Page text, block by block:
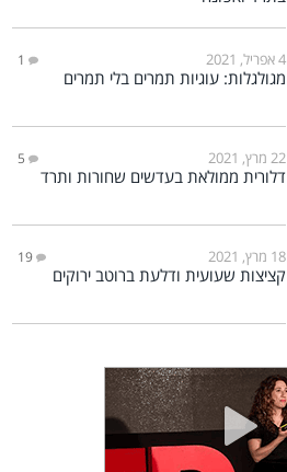
4 אפריל, 2021 1
מגולגלות: עוגיות תמרים בלי תמרים
22 מרץ, 2021 5
דלורית ממולאת בעדשים שחורות ותרד
18 מרץ, 2021 19
קציצות שעועית ודלעת ברוטב ירוקים